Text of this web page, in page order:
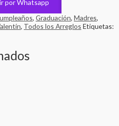
por Whatsapp
, Graduación, Madres,
, Todos los Arreglos Etiquetas: